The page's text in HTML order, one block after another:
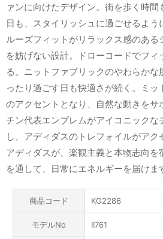
ァンに向けたデザイン。街を歩く時
日も、スタイリッシュに過ごせるよう
ルーズフィットがリラックス感のある
を妨げない設計。ドローコードでフィ
る。ニットファブリックのやわらか
ったり過ごす日も快適さが続く。ミ
のアクセントとなり、自然な動きをサ
チン代表エンブレムがアイコニックな
し、アディダスのトレフォイルがアク
アディダスが、楽観主義と本物志向を
を通して、日常にエネルギーを届けま
商品コード KG2286
モデルNo II761